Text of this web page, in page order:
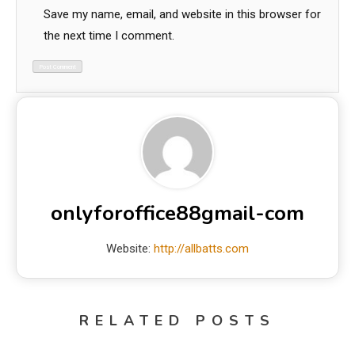
Save my name, email, and website in this browser for
the next time I comment.
onlyforoffice88gmail-com
Website: http://allbatts.com
RELATED POSTS